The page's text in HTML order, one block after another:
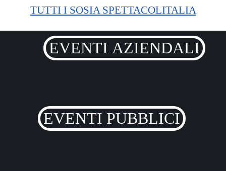
TUTTI I SOSIA SPETTACOLITALIA
EVENTI AZIENDALI
EVENTI PUBBLICI